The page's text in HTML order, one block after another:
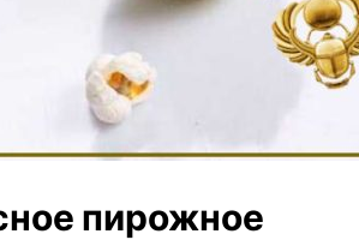
пирожное